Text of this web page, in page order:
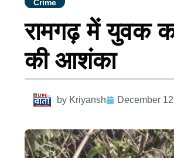
Crime
रामगढ़ में युवक
की आशंका
by Kriyansh December